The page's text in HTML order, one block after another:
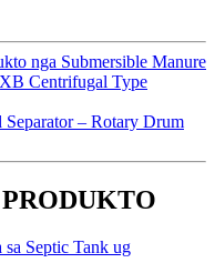
nga Submersible Manure
Centrifugal Type
– Rotary Drum